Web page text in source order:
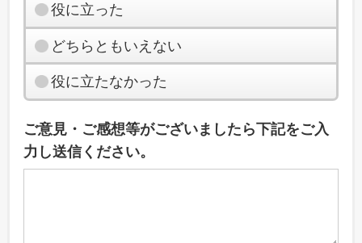
役に立った
どちらともいえない
役に立たなかった
ご意見・ご感想等がございましたら下記をご入
力し送信ください。